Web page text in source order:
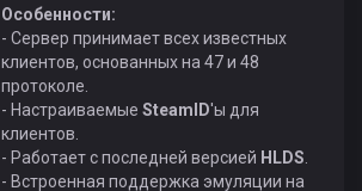
Особенности:
- Сервер принимает всех известных
клиентов, основанных на 47 и 48
протоколе.
- Настраиваемые SteamID'ы для
клиентов.
- Работает с последней версией HLDS
- Встроенная поддержка эмуляции на